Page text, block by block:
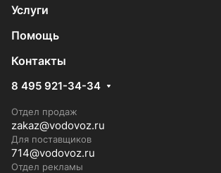
Услуги
Помощь
Контакты
8 495 921-34-34
Отдел продаж
zakaz@vodovoz.ru
Для поставщиков
714@vodovoz.ru
Отдел рекламы